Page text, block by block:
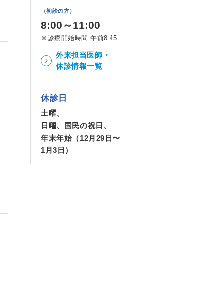
（初診の方）
8:00～11:00
※診療開始時間 午前8:45
外来担当医師・
休診情報一覧
休診日
土曜、
日曜、国民の祝日、
年末年始（12月29日〜
1月3日）